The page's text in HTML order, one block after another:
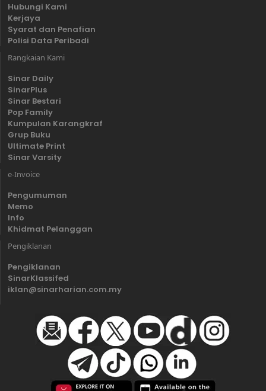
Hubungi Kami
Kerjaya
Syarat dan Penafian
Polisi Data Peribadi
Rangkaian Kami
Sinar Daily
SinarPlus
Sinar Bestari
Pop Family
Kumpulan Karangkraf
Grup Buku
Ultimate Print
Sinar Varsity
e-Invoice
Pengumuman
Memo
Info
Khidmat Pelanggan
Pengiklanan
Pengiklanan
SinarKlassifed
iklan@sinarharian.com.my